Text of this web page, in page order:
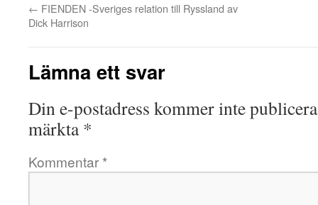
← FIENDEN -Sveriges relation till Ryssland av
Dick Harrison
Lämna ett svar
Din e-postadress kommer inte
märkta *
Kommentar *